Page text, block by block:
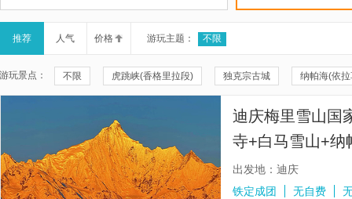
导
盲
导
模
区,
本
有
6
按
下
Tab
键
区
推荐 人气 价格 游玩主题： 不限
游玩景点： 不限 虎跳峡(香格里拉段) 独克宗古城 纳帕海(依
纳帕海环湖路 香格里拉巴拉格宗风景名胜区 丽江古城
望天瀑观景台 香格里拉和谐塔中塔
云南香格里拉中虎跳峡 丽江十八弯金沙江观景台 梅里雪
迪庆梅里雪山国
寺+白马雪山+纳
内小团氧气防寒
出发地：迪庆
铁定成团
无自费